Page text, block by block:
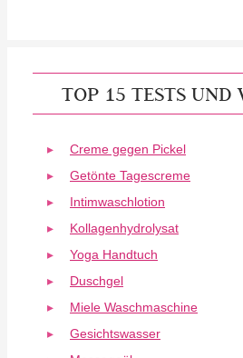
TOP 15 TESTS UND
Creme gegen Pickel
Getönte Tagescreme
Intimwaschlotion
Kollagenhydrolysat
Yoga Handtuch
Duschgel
Miele Waschmaschine
Gesichtswasser